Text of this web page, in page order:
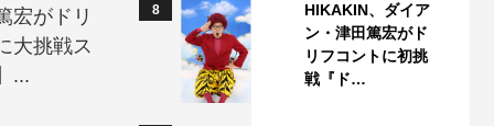
宏がドリ
大挑戦ス
...
8
HIKAKIN、ダイア
ン・津田篤宏がド
リフコントに初挑
戦『ド…